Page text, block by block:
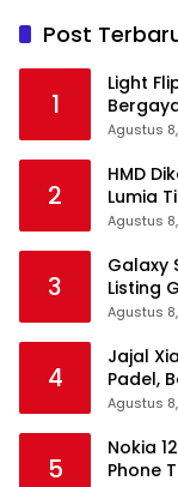
Post
1
Light
Agustus
2
HMD
Lumia
Agustus
3
Galaxy
Listing
Agustus
4
Jajal
Padel,
Agustus
5
Nokia
Phone